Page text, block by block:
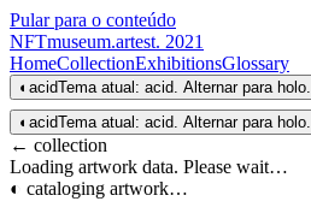
Pular para o conteúdo
NFTmuseum.artest. 2021
HomeCollectionExhibitionsGlossary
◐ acidTema atual: acid. Alternar para holo.
◐ acidTema atual: acid. Alternar para holo.
← collection
Loading artwork data. Please wait…
◐ cataloging artwork…